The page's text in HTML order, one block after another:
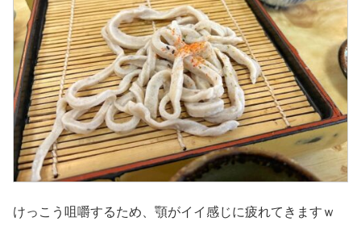
けっこう咀嚼するため、顎がイイ感じに疲れてきますｗ